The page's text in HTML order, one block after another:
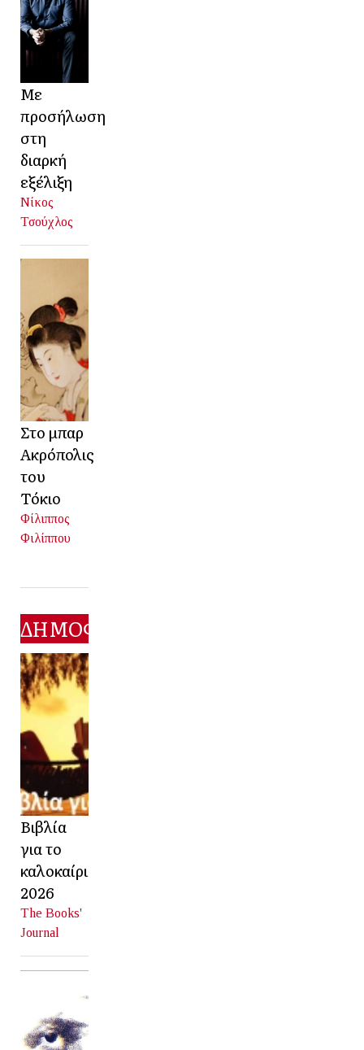
Με
προσήλωση
στη
διαρκή
εξέλιξη
Νίκος
Τσούχλος
Στο μπαρ
Ακρόπολις
του
Τόκιο
Φίλιππος
Φιλίππου
ΔΗΜΟΦΙΛΕΣΤΕΡΑ
Βιβλία
για το
καλοκαίρι
2026
The Books'
Journal